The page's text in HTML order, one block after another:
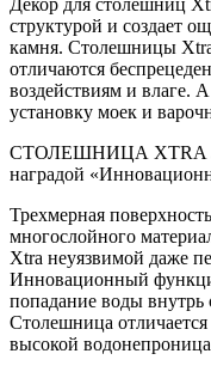
структурой и создает
камня. Столешницы
отличаются
воздействиям и влаге.
установку моек и
СТОЛЕШНИЦА XTRA
наградой
Трехмерная
многослойного
Xtra неуязвимой даже
Инновационный
попадание воды внутрь
Столешница отличается
высокой